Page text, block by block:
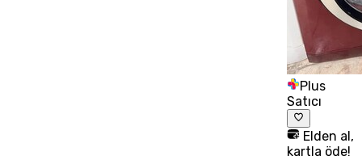
Plus
Satıcı
Elden al,
kartla öde!